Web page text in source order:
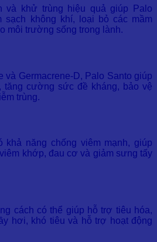
và khử trùng hiệu quả giúp Palo
sạch không khí, loại bỏ các mầm
môi trường sống trong lành.
và Germacrene-D, Palo Santo giúp
tăng cường sức đề kháng, bảo vệ
trùng.
khả năng chống viêm mạnh, giúp
khớp, đau cơ và giảm sưng tấy
cách có thể giúp hỗ trợ tiêu hóa,
hơi, khó tiêu và hỗ trợ hoạt động